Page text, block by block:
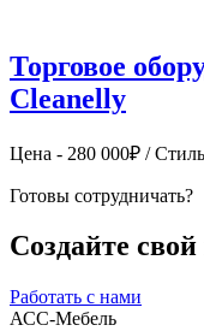
Торговое
Cleanelly
Цена - 280 000₽ /
Готовы сотрудничать?
Создайте
Работать с нами
АСС-Мебель